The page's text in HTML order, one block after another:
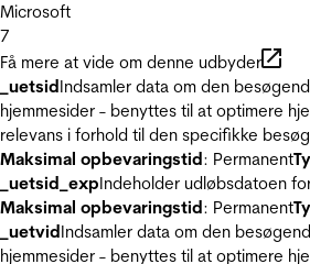
Microsoft
7
Få mere at vide om denne udbyder
_uetsidIndsamler data om den
hjemmesider - benyttes til at optimere
relevans i forhold til den specifikke
Maksimal opbevaringstid: Permanent
_uetsid_expIndeholder udløbsdatoen
Maksimal opbevaringstid: Permanent
_uetvidIndsamler data om den
hjemmesider - benyttes til at optimere